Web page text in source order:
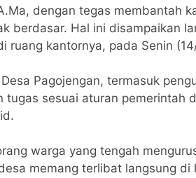
dengan tegas membantah
berdasar. Hal ini disampaikan
ruang kantornya, pada Senin
Pagojengan, termasuk
tugas sesuai aturan pemerintah
warga yang tengah
memang terlibat langsung di